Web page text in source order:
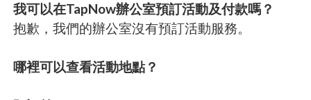
我可以在TapNow辦公室預訂活動及付款嗎？
抱歉，我們的辦公室沒有預訂活動服務。
哪裡可以查看活動地點？